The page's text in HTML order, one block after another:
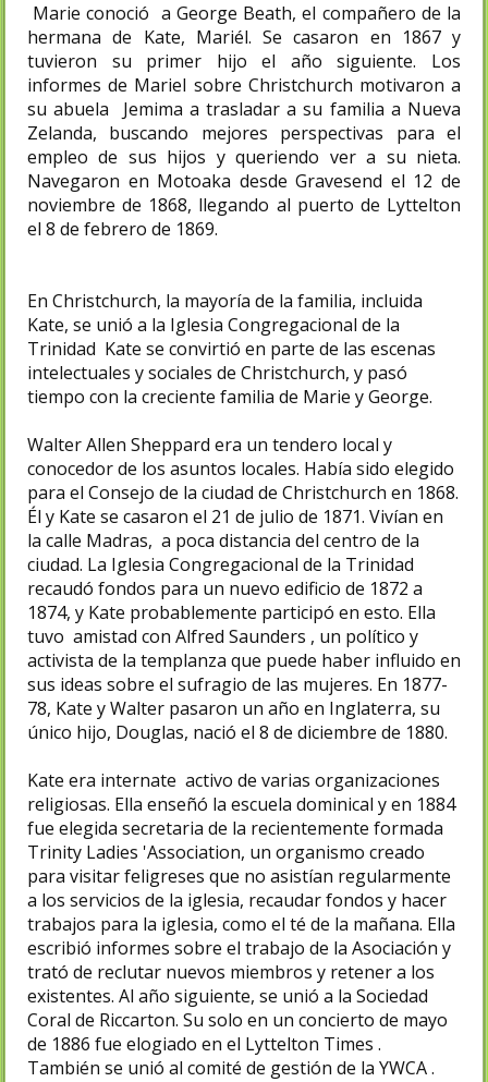
Marie conoció a George Beath, el compañero de la
hermana de Kate, Mariél. Se casaron en 1867 y
tuvieron su primer hijo el año siguiente. Los
informes de Mariel sobre Christchurch motivaron a
su abuela Jemima a trasladar a su familia a Nueva
Zelanda, buscando mejores perspectivas para el
empleo de sus hijos y queriendo ver a su nieta.
Navegaron en Motoaka desde Gravesend el 12 de
noviembre de 1868, llegando al puerto de Lyttelton
el 8 de febrero de 1869.
En Christchurch, la mayoría de la familia, incluida
Kate, se unió a la Iglesia Congregacional de la
Trinidad Kate se convirtió en parte de las escenas
intelectuales y sociales de Christchurch, y pasó
tiempo con la creciente familia de Marie y George.
Walter Allen Sheppard era un tendero local y
conocedor de los asuntos locales. Había sido elegido
para el Consejo de la ciudad de Christchurch en 1868.
Él y Kate se casaron el 21 de julio de 1871. Vivían en
la calle Madras, a poca distancia del centro de la
ciudad. La Iglesia Congregacional de la Trinidad
recaudó fondos para un nuevo edificio de 1872 a
1874, y Kate probablemente participó en esto. Ella
tuvo amistad con Alfred Saunders , un político y
activista de la templanza que puede haber influido en
sus ideas sobre el sufragio de las mujeres. En 1877-
78, Kate y Walter pasaron un año en Inglaterra, su
único hijo, Douglas, nació el 8 de diciembre de 1880.
Kate era internate activo de varias organizaciones
religiosas. Ella enseñó la escuela dominical y en 1884
fue elegida secretaria de la recientemente formada
Trinity Ladies 'Association, un organismo creado
para visitar feligreses que no asistían regularmente
a los servicios de la iglesia, recaudar fondos y hacer
trabajos para la iglesia, como el té de la mañana. Ella
escribió informes sobre el trabajo de la Asociación y
trató de reclutar nuevos miembros y retener a los
existentes. Al año siguiente, se unió a la Sociedad
Coral de Riccarton. Su solo en un concierto de mayo
de 1886 fue elogiado en el Lyttelton Times .
También se unió al comité de gestión de la YWCA .